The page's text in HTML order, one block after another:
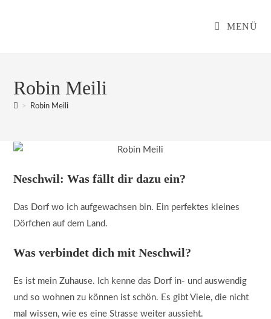
MENÜ
Robin Meili
> Robin Meili
Neschwil: Was fällt dir dazu ein?
Das Dorf wo ich aufgewachsen bin. Ein perfektes kleines
Dörfchen auf dem Land.
Was verbindet dich mit Neschwil?
Es ist mein Zuhause. Ich kenne das Dorf in- und auswendig
und so wohnen zu können ist schön. Es gibt Viele, die nicht
mal wissen, wie es eine Strasse weiter aussieht.